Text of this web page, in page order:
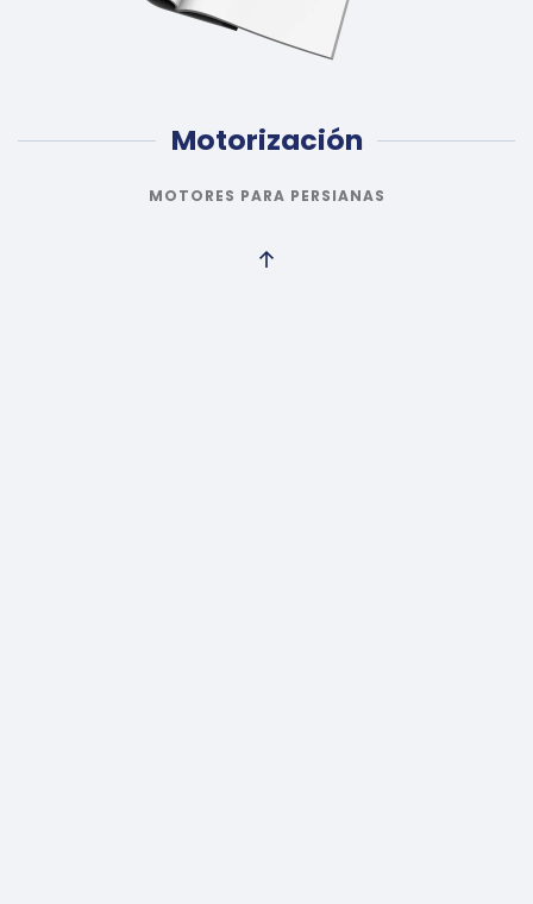
Motorización
MOTORES PARA PERSIANAS